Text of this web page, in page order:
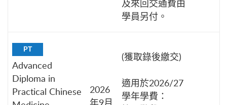
及來回交通費由
學員另付。
PT
Advanced
Diploma in
Practical Chinese
2026
年9月
(獲取錄後繳交)
適用於2026/27
學年學費：